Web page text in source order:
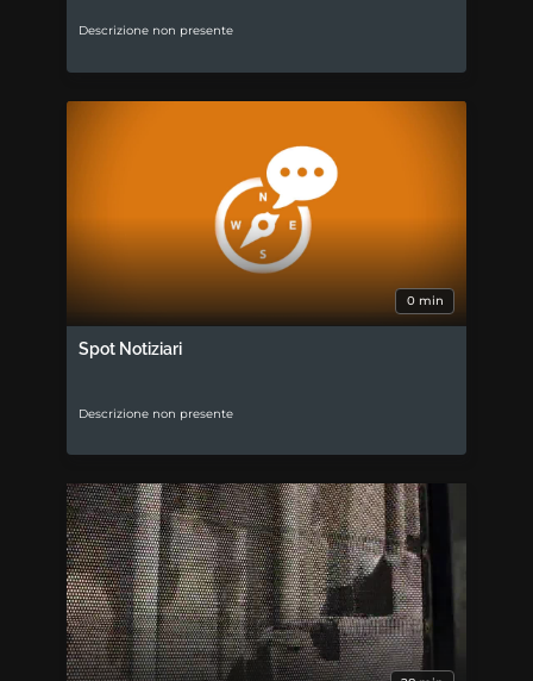
Descrizione non presente
0 min
Spot Notiziari
Descrizione non presente